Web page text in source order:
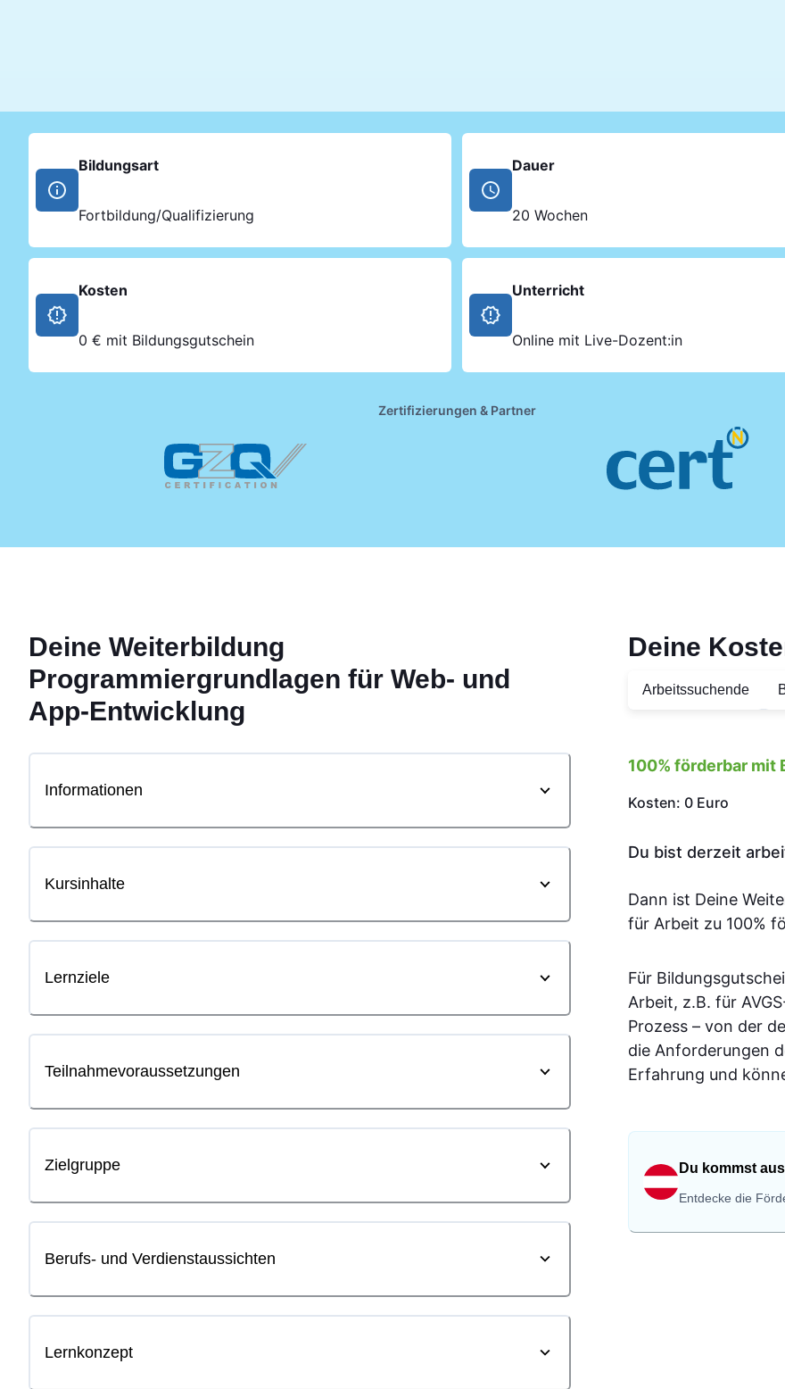
Bildungsart
Fortbildung/Qualifizierung
Dauer
20 Wochen
Kosten
0 € mit Bildungsgutschein
Unterricht
Online mit Live-Dozent:in
Zertifizierungen & Partner
Deine Weiterbildung
Programmiergrundlagen für Web- und
App-Entwicklung
Informationen
Kursinhalte
Lernziele
Teilnahmevoraussetzungen
Zielgruppe
Berufs- und Verdienstaussichten
Lernkonzept
Deine
Arbeitssuchende
100% förderbar mit
Kosten: 0 Euro
Du bist derzeit
Dann ist Deine
für Arbeit zu 100%
Für
Arbeit, z.B. für
Prozess – von der
die Anforderungen
Erfahrung und
Du kommst
Entdecke die